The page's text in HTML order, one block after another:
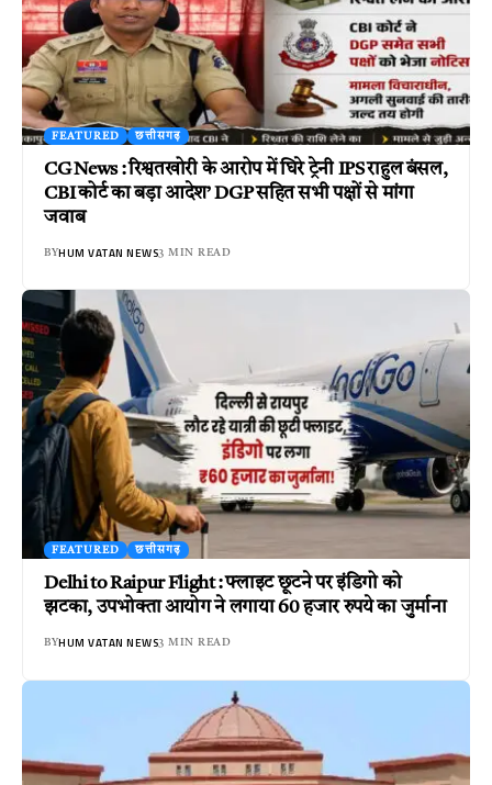
FEATURED छत्तीसगढ़
CG News : रिश्वतखोरी के आरोप में घिरे ट्रेनी IPS राहुल बंसल,
CBI कोर्ट का बड़ा आदेश’ DGP सहित सभी पक्षों से मांगा
जवाब
BYHUM VATAN NEWS3 MIN READ
FEATURED छत्तीसगढ़
Delhi to Raipur Flight : फ्लाइट छूटने पर इंडिगो को
झटका, उपभोक्ता आयोग ने लगाया 60 हजार रुपये का जुर्माना
BYHUM VATAN NEWS3 MIN READ